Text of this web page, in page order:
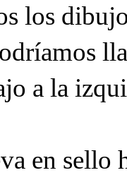
los
a la
en sello